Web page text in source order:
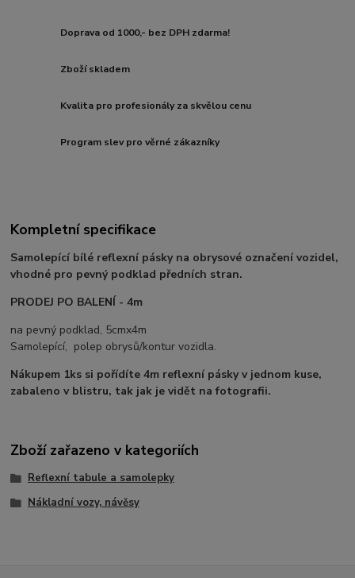
Doprava od 1000,- bez DPH zdarma!
Zboží skladem
Kvalita pro profesionály za skvělou cenu
Program slev pro věrné zákazníky
Kompletní specifikace
Samolepící bílé reflexní pásky na obrysové označení vozidel,
vhodné pro pevný podklad předních stran.
PRODEJ PO BALENÍ - 4m
na pevný podklad, 5cmx4m
Samolepící, polep obrysů/kontur vozidla.
Nákupem 1ks si pořídíte 4m reflexní pásky v jednom kuse,
zabaleno v blistru, tak jak je vidět na fotografii.
Zboží zařazeno v kategoriích
Reflexní tabule a samolepky
Nákladní vozy, návěsy